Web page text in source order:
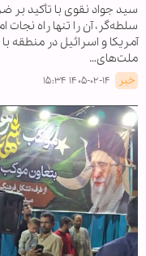
سید جواد نقوی با تأکید
سلطه‌گر، آن را تنها راه
آمریکا و اسرائیل در
ملت‌های…
خبر ۱۴۰۵-۰۲-۱۴ ۱۵:۳۴